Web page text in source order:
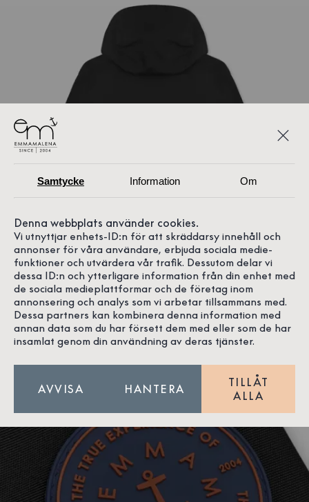
Modellen är 115 cm och bär storlek 5/6
Samtycke Information Om
Denna webbplats använder cookies.
Vi utnyttjar enhets-ID:n för att skräddarsy innehåll och
annonser för våra användare, erbjuda sociala medie-
funktioner och utvärdera vår trafik. Dessutom delar vi
dessa ID:n och ytterligare information från din enhet med
de sociala medieplattformar och de företag inom
annonsering och analys som vi arbetar tillsammans med.
Dessa partners kan kombinera denna information med
annan data som du har försett dem med eller som de har
insamlat genom din användning av deras tjänster.
AVVISA HANTERA
TILLÅT
ALLA